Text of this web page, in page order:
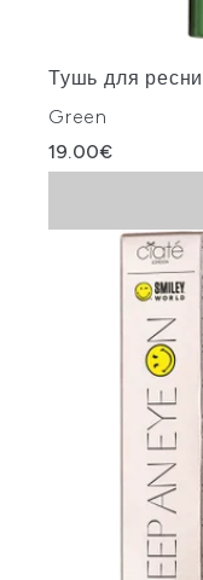
Тушь для
Green
19.00€